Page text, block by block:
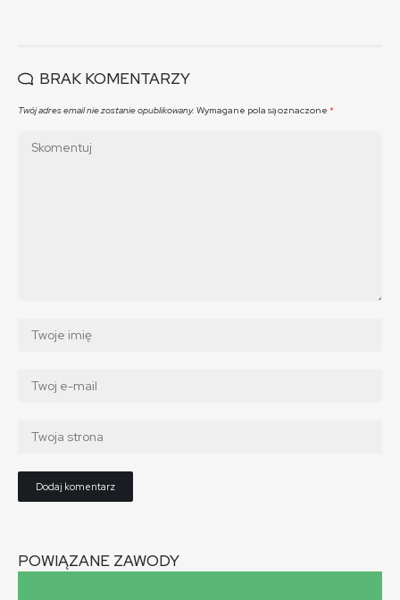
BRAK KOMENTARZY
Twój adres email nie zostanie opublikowany. Wymagane pola są oznaczone *
POWIĄZANE ZAWODY